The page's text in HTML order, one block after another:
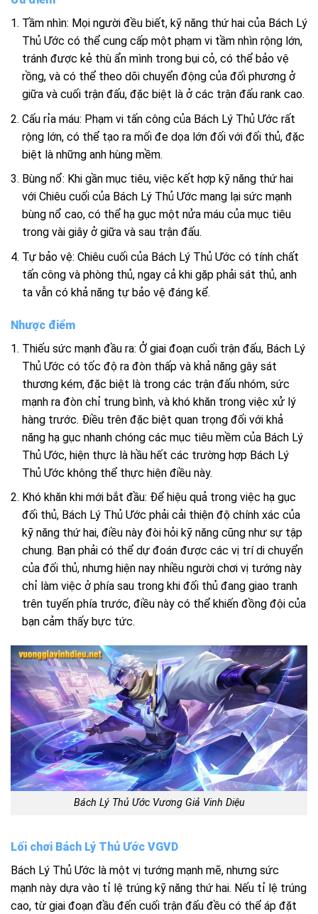
Tầm nhìn: Mọi người đều biết, kỹ năng thứ hai của Bách Lý
Thủ Ước có thể cung cấp một phạm vi tầm nhìn rộng lớn,
tránh được kẻ thù ẩn mình trong bụi cỏ, có thể bảo vệ
rồng, và có thể theo dõi chuyển động của đối phương ở
giữa và cuối trận đấu, đặc biệt là ở các trận đấu rank cao.
Cấu rỉa máu: Phạm vi tấn công của Bách Lý Thủ Ước rất
rộng lớn, có thể tạo ra mối đe dọa lớn đối với đối thủ, đặc
biệt là những anh hùng mềm.
Bùng nổ: Khi gần mục tiêu, việc kết hợp kỹ năng thứ hai
với Chiêu cuối của Bách Lý Thủ Ước mang lại sức mạnh
bùng nổ cao, có thể hạ gục một nửa máu của mục tiêu
trong vài giây ở giữa và sau trận đấu.
Tự bảo vệ: Chiêu cuối của Bách Lý Thủ Ước có tính chất
tấn công và phòng thủ, ngay cả khi gặp phải sát thủ, anh
ta vẫn có khả năng tự bảo vệ đáng kể.
Nhược điểm
Thiếu sức mạnh đầu ra: Ở giai đoạn cuối trận đấu, Bách Lý
Thủ Ước có tốc độ ra đòn thấp và khả năng gây sát
thương kém, đặc biệt là trong các trận đấu nhóm, sức
mạnh ra đòn chỉ trung bình, và khó khăn trong việc xử lý
hàng trước. Điều trên đặc biệt quan trọng đối với khả
năng hạ gục nhanh chóng các mục tiêu mềm của Bách Lý
Thủ Ước, hiện thực là hầu hết các trường hợp Bách Lý
Thủ Ước không thể thực hiện điều này.
Khó khăn khi mới bắt đầu: Để hiệu quả trong việc hạ gục
đối thủ, Bách Lý Thủ Ước phải cải thiện độ chính xác của
kỹ năng thứ hai, điều này đòi hỏi kỹ năng cũng như sự tập
chung. Bạn phải có thể dự đoán được các vị trí di chuyển
của đối thủ, nhưng hiện nay nhiều người chơi vị tướng này
chỉ làm việc ở phía sau trong khi đối thủ đang giao tranh
trên tuyến phía trước, điều này có thể khiến đồng đội của
bạn cảm thấy bực tức.
Bách Lý Thủ Ước Vương Giả Vinh Diệu
Lối chơi Bách Lý Thủ Ước VGVD
Bách Lý Thủ Ước là một vị tướng mạnh mẽ, nhưng sức
mạnh này dựa vào tỉ lệ trúng kỹ năng thứ hai. Nếu tỉ lệ trúng
cao, từ giai đoạn đầu đến cuối trận đấu đều có thể áp đặt